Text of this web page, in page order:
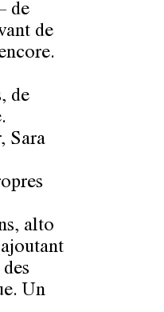
de
de
de
Sara
alto
Un